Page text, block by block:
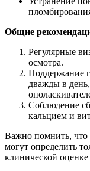
Общие
Регулярные
осмотра.
Поддержание
дважды в
Соблюдение
кальцием и
Важно помнить, что
могут определить
клинической оценке